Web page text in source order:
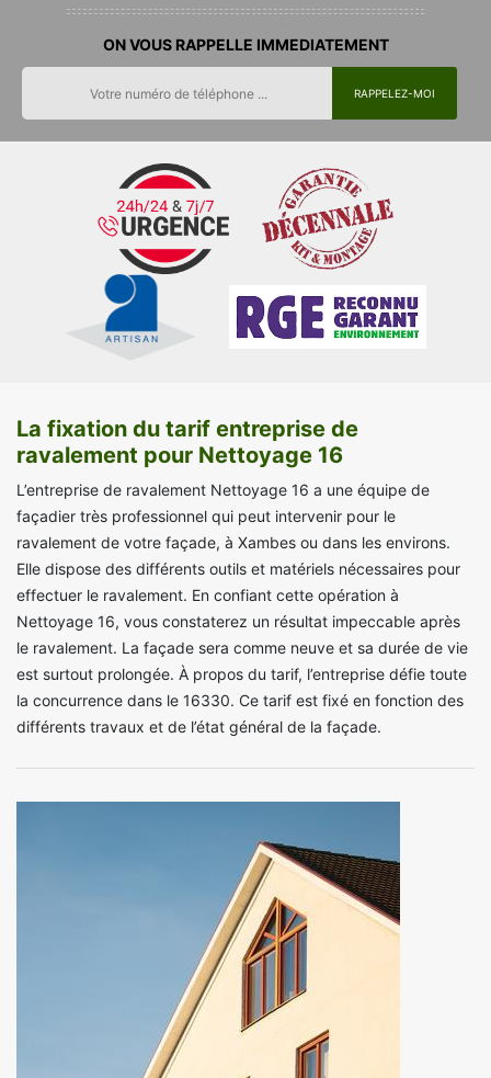
ON VOUS RAPPELLE IMMEDIATEMENT
La fixation du tarif entreprise de
ravalement pour Nettoyage 16
L’entreprise de ravalement Nettoyage 16 a une équipe de
façadier très professionnel qui peut intervenir pour le
ravalement de votre façade, à Xambes ou dans les environs.
Elle dispose des différents outils et matériels nécessaires pour
effectuer le ravalement. En confiant cette opération à
Nettoyage 16, vous constaterez un résultat impeccable après
le ravalement. La façade sera comme neuve et sa durée de vie
est surtout prolongée. À propos du tarif, l’entreprise défie toute
la concurrence dans le 16330. Ce tarif est fixé en fonction des
différents travaux et de l’état général de la façade.